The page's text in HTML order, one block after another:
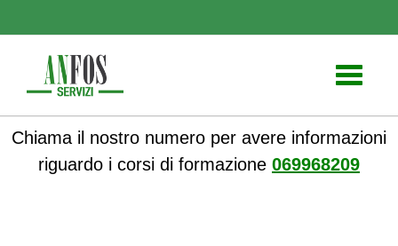
Toggle
Chiama il nostro numero per avere informazioni
riguardo i corsi di formazione 069968209